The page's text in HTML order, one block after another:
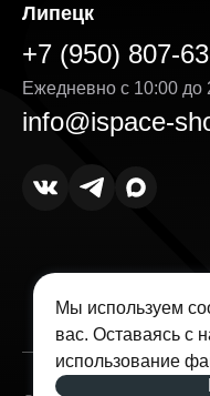
Мы используем
вас. Оставаясь с
использование
Липецк
+7 (950) 807-
Ежедневно с 10:00 до
info@ispace-